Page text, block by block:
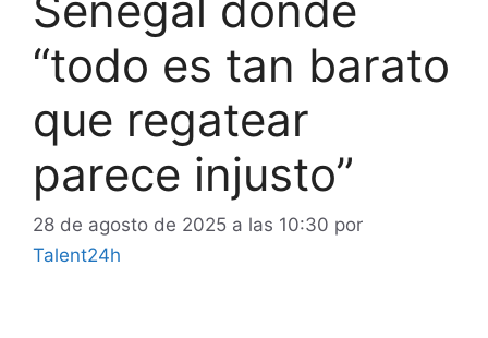
“todo es tan barato
que regatear
parece injusto”
28 de agosto de 2025 a las 10:30 por
Talent24h